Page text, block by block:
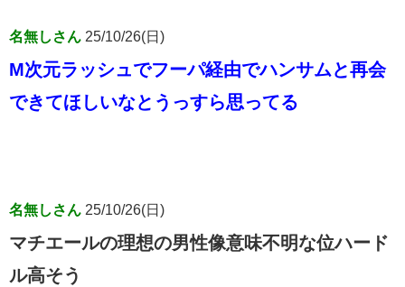
名無しさん 25/10/26(日)
M次元ラッシュでフーパ経由でハンサムと再会
できてほしいなとうっすら思ってる
名無しさん 25/10/26(日)
マチエールの理想の男性像意味不明な位ハード
ル高そう